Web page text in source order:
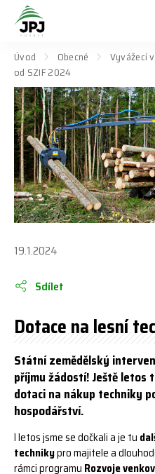
Úvod Obecné Vyvážecí
od SZIF 2024
19.1.2024
Sdílet
Dotace na lesní
Státní zemědělský
příjmu žádostí! Ještě letos
dotaci na nákup techniky
hospodářství.
I letos jsme se dočkali a je tu
technikypro majitele a
rámci programu Rozvoje